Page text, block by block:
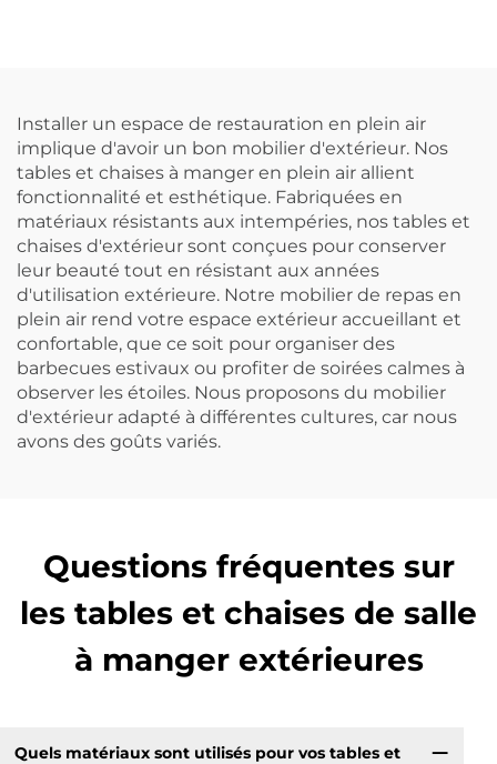
Installer un espace de restauration en plein air
implique d'avoir un bon mobilier d'extérieur. Nos
tables et chaises à manger en plein air allient
fonctionnalité et esthétique. Fabriquées en
matériaux résistants aux intempéries, nos tables et
chaises d'extérieur sont conçues pour conserver
leur beauté tout en résistant aux années
d'utilisation extérieure. Notre mobilier de repas en
plein air rend votre espace extérieur accueillant et
confortable, que ce soit pour organiser des
barbecues estivaux ou profiter de soirées calmes à
observer les étoiles. Nous proposons du mobilier
d'extérieur adapté à différentes cultures, car nous
avons des goûts variés.
Questions fréquentes sur
les tables et chaises de salle
à manger extérieures
Quels matériaux sont utilisés pour vos tables et